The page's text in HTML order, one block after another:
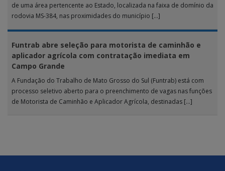
de uma área pertencente ao Estado, localizada na faixa de domínio da
rodovia MS-384, nas proximidades do município […]
Funtrab abre seleção para motorista de caminhão e
aplicador agrícola com contratação imediata em
Campo Grande
A Fundação do Trabalho de Mato Grosso do Sul (Funtrab) está com
processo seletivo aberto para o preenchimento de vagas nas funções
de Motorista de Caminhão e Aplicador Agrícola, destinadas […]